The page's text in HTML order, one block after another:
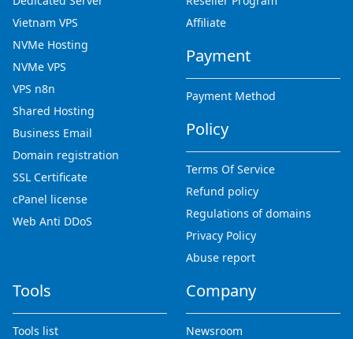
Vietnam VPS
NVMe Hosting
NVMe VPS
VPS n8n
Shared Hosting
Business Email
Domain registration
SSL Certificate
cPanel license
Web Anti DDoS
Affiliate
Payment
Payment Method
Policy
Terms Of Service
Refund policy
Regulations of domains
Privacy Policy
Abuse report
Tools
Tools list
Company
Newsroom